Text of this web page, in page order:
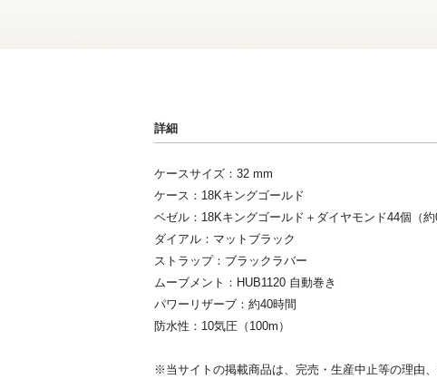
詳細
ケースサイズ：32 mm
ケース：18Kキングゴールド
ベゼル：18Kキングゴールド＋ダイヤモンド44個（約
ダイアル：マットブラック
ストラップ：ブラックラバー
ムーブメント：HUB1120 自動巻き
パワーリザーブ：約40時間
防水性：10気圧（100m）
※当サイトの掲載商品は、完売・生産中止等の理由